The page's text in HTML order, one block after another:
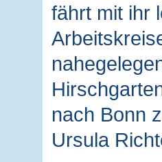
fährt mit ihr
nach Bonn
Ursula